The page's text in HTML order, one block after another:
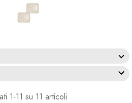

1-11 su 11 articoli